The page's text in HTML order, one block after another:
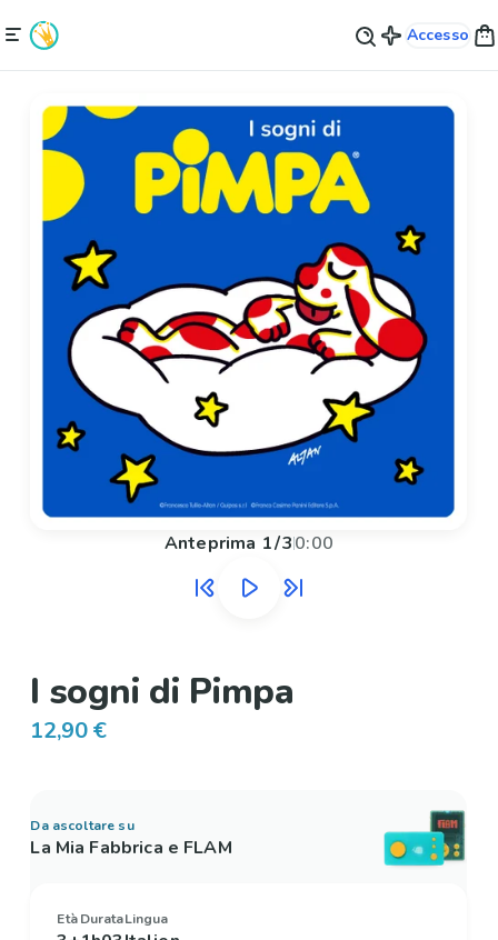
Accesso
Anteprima 1/30:00
I sogni di Pimpa
12,90 €
Da ascoltare su
La Mia Fabbrica e FLAM
EtàDurataLingua